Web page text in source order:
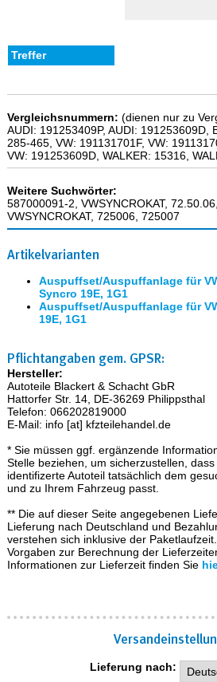
Vergleichsnummern: (dienen nur zu
AUDI: 191253409P, AUDI: 191253609D,
285-465, VW: 191131701F, VW:
VW: 191253609D, WALKER: 15316,
Weitere Suchwörter:
587000091-2, VWSYNCROKAT,
VWSYNCROKAT, 725006, 725007
Artikelvarianten
Auspuffset/Auspuffanlage für
Syncro 19E, 1G1
Auspuffset/Auspuffanlage für
19E, 1G1
Pflichtangaben gem. GPSR:
Hersteller:
Autoteile Blackert & Schacht GbR
Hattorfer Str. 14, DE-36269 Philippsthal
Telefon: 066202819000
E-Mail: info [at] kfzteilehandel.de
* Sie müssen ggf. ergänzende
Stelle beziehen, um sicherzustellen,
identifizerte Autoteil tatsächlich dem
und zu Ihrem Fahrzeug passt.
** Die auf dieser Seite angegebenen
Lieferung nach Deutschland und
verstehen sich inklusive der
Vorgaben zur Berechnung der
Informationen zur Lieferzeit finden Sie
Lieferung nach: